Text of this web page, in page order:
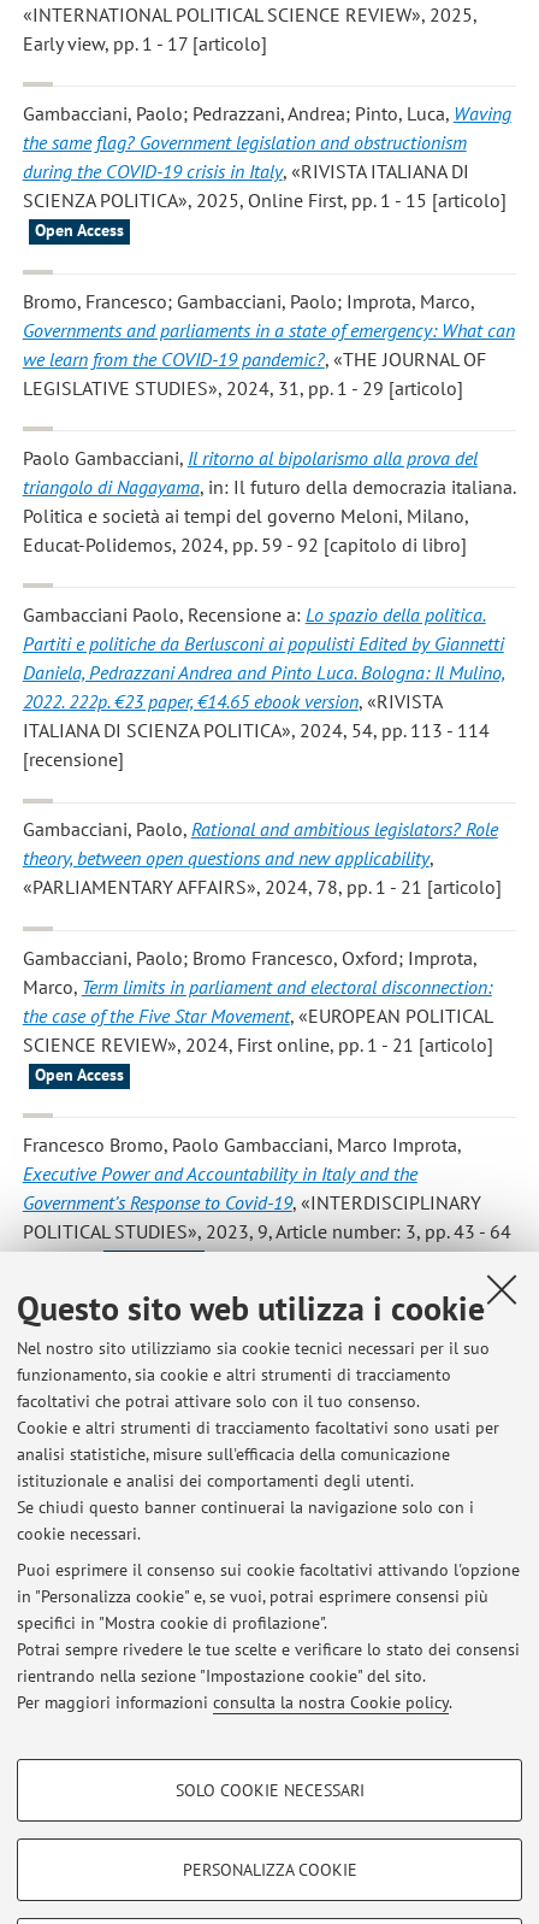
Questo sito web utilizza i cookie
Nel nostro sito utilizziamo sia cookie tecnici necessari per il suo
funzionamento, sia cookie e altri strumenti di tracciamento
facoltativi che potrai attivare solo con il tuo consenso.
Cookie e altri strumenti di tracciamento facoltativi sono usati per
analisi statistiche, misure sull'efficacia della comunicazione
istituzionale e analisi dei comportamenti degli utenti.
Se chiudi questo banner continuerai la navigazione solo con i
cookie necessari.
Puoi esprimere il consenso sui cookie facoltativi attivando l'opzione
in "Personalizza cookie" e, se vuoi, potrai esprimere consensi più
specifici in "Mostra cookie di profilazione".
Potrai sempre rivedere le tue scelte e verificare lo stato dei consensi
rientrando nella sezione "Impostazione cookie" del sito.
Per maggiori informazioni consulta la nostra Cookie policy.
COOKIE DI PROFILAZIONE - FACOLTATIVI
SOLO COOKIE NECESSARI
PERSONALIZZA COOKIE
«INTERNATIONAL POLITICAL SCIENCE REVIEW», 2025,
Early view, pp. 1 - 17 [articolo]
Gambacciani, Paolo; Pedrazzani, Andrea; Pinto, Luca, Waving
the same flag? Government legislation and obstructionism
during the COVID-19 crisis in Italy, «RIVISTA ITALIANA DI
SCIENZA POLITICA», 2025, Online First, pp. 1 - 15 [articolo]
Open Access
Bromo, Francesco; Gambacciani, Paolo; Improta, Marco,
Governments and parliaments in a state of emergency: What can
we learn from the COVID-19 pandemic?, «THE JOURNAL OF
LEGISLATIVE STUDIES», 2024, 31, pp. 1 - 29 [articolo]
Paolo Gambacciani, Il ritorno al bipolarismo alla prova del
triangolo di Nagayama, in: Il futuro della democrazia italiana.
Politica e società ai tempi del governo Meloni, Milano,
Educat-Polidemos, 2024, pp. 59 - 92 [capitolo di libro]
Gambacciani Paolo, Recensione a: Lo spazio della politica.
Partiti e politiche da Berlusconi ai populisti Edited by Giannetti
Daniela, Pedrazzani Andrea and Pinto Luca. Bologna: Il Mulino,
2022. 222p. €23 paper, €14.65 ebook version, «RIVISTA
ITALIANA DI SCIENZA POLITICA», 2024, 54, pp. 113 - 114
[recensione]
Gambacciani, Paolo, Rational and ambitious legislators? Role
theory, between open questions and new applicability,
«PARLIAMENTARY AFFAIRS», 2024, 78, pp. 1 - 21 [articolo]
Gambacciani, Paolo; Bromo Francesco, Oxford; Improta,
Marco, Term limits in parliament and electoral disconnection:
the case of the Five Star Movement, «EUROPEAN POLITICAL
SCIENCE REVIEW», 2024, First online, pp. 1 - 21 [articolo]
Open Access
Francesco Bromo, Paolo Gambacciani, Marco Improta,
Executive Power and Accountability in Italy and the
Government’s Response to Covid-19, «INTERDISCIPLINARY
POLITICAL STUDIES», 2023, 9, Article number: 3, pp. 43 - 64
Gambacciani Paolo
COVID management and the Parliament- Government
relationship in Italy, England, France, and Germany
Emergency: Italian democracy in times of pandemic, Milano,
Educat-Polidemos, 2022, pp. 99 - 122 [capitolo di libro]
Ultimi avvisi
Al momento non sono presenti avvisi.
Area riservata
Accedi tramiteloginper gestire tutti i contenuti del sito.